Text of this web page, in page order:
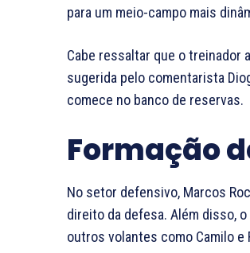
para um meio-campo mais
Cabe ressaltar que o treinador
sugerida pelo comentarista
comece no banco de reservas.
Formação
No setor defensivo, Marcos
direito da defesa. Além disso,
outros volantes como Camilo e